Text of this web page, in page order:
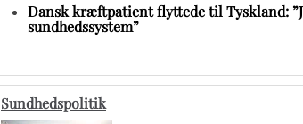
Dansk kræftpatient flyttede til Tyskland:
sundhedssystem”
Sundhedspolitik